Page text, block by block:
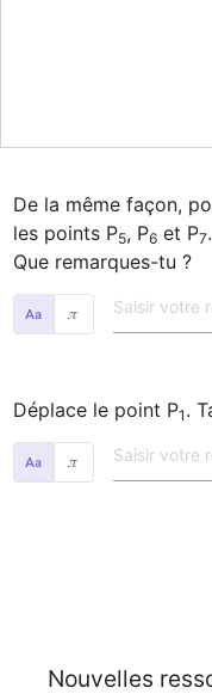
De la même façon,
les points P5, P6 et P7.
Que remarques-tu ?
𝜋
Déplace le point P1 .
𝜋
Nouvelles